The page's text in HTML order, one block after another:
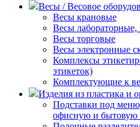
Весы / Весовое
Весы крановые
Весы
Весы торговые
Весы электронные
Комплексы
этикеток)
Комплектующие к
Изделия из пластика и
Подставки под
офисную и бытовую